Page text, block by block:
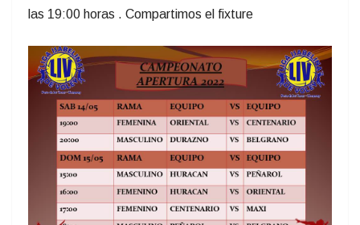
las 19:00 horas . Compartimos el fixture